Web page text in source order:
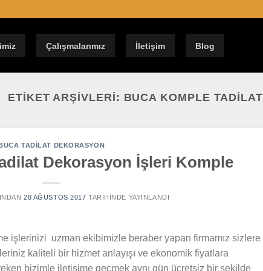
Çalışmalarımız İletişim Blog
ETIKET ARŞIVLERI: BUCA KOMPLE TADILAT
TADILAT DEKORASYON
Dekorasyon İşleri Komple
28 AĞUSTOS 2017 TARIHINDE YAYINLANDI
işlerinizi uzman ekibimizle beraber yapan firmamız sizlere
kaliteli bir hizmet anlayışı ve ekonomik fiyatlara
bizimle iletişime geçmek aynı gün ücretsiz bir şekilde